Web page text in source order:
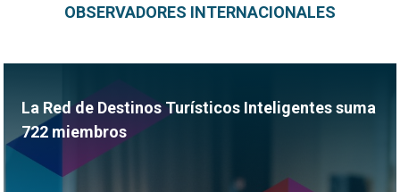
OBSERVADORES INTERNACIONALES
La Red de Destinos Turísticos Inteligentes suma
722 miembros